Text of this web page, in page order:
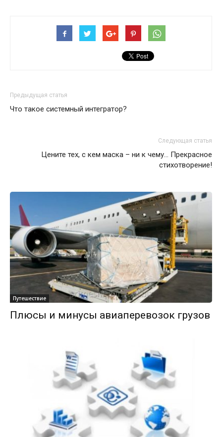
Предыдущая статья
Что такое системный интегратор?
Следующая статья
Цените тех, с кем маска – ни к чему… Прекрасное
стихотворение!
Путешествие
Плюсы и минусы авиаперевозок грузов